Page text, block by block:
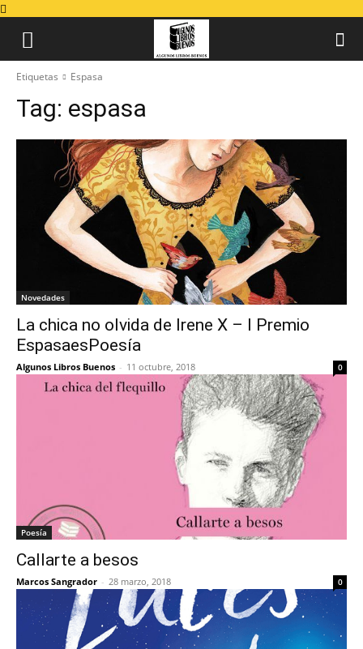
Etiquetas Espasa
Tag: espasa
Novedades
La chica no olvida de Irene X – I Premio
EspasaesPoesía
Algunos Libros Buenos - 11 octubre, 2018 0
Poesía
Callarte a besos
Marcos Sangrador - 28 marzo, 2018 0